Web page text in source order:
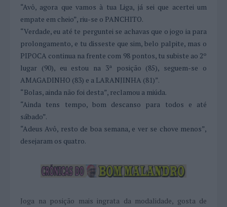
“Avô, agora que vamos à tua Liga, já sei que acertei um
empate em cheio”, riu-se o PANCHITO.
“Verdade, eu até te perguntei se achavas que o jogo ia para
prolongamento, e tu disseste que sim, belo palpite, mas o
PIPOCA continua na frente com 98 pontos, tu subiste ao 2º
lugar (90), eu estou na 3ª posição (85), seguem-se o
AMAGADINHO (83) e a LARANJINHA (81)”.
“Bolas, ainda não foi desta”, reclamou a miúda.
“Ainda tens tempo, bom descanso para todos e até
sábado”.
“Adeus Avô, resto de boa semana, e ver se chove menos”,
desejaram os quatro.
Joga na posição mais ingrata da modalidade, gosta de